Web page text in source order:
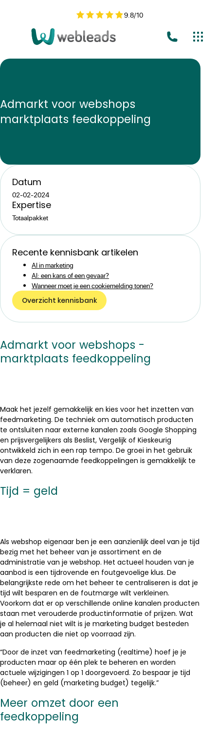
9.8/10
Admarkt voor webshops
marktplaats feedkoppeling
Admarkt voor webshops -
marktplaats feedkoppeling
Maak het jezelf gemakkelijk en kies voor het inzetten van
feedmarketing. De techniek om automatisch producten
te ontsluiten naar externe kanalen zoals Google Shopping
en prijsvergelijkers als Beslist, Vergelijk of Kieskeurig
ontwikkeld zich in een rap tempo. De groei in het gebruik
van deze zogenaamde feedkoppelingen is gemakkelijk te
verklaren.
Tijd = geld
Als webshop eigenaar ben je een aanzienlijk deel van je tijd
bezig met het beheer van je assortiment en de
administratie van je webshop. Het actueel houden van je
aanbod is een tijdrovende en foutgevoelige klus. De
belangrijkste rede om het beheer te centraliseren is dat je
tijd wilt besparen en de foutmarge wilt verkleinen.
Voorkom dat er op verschillende online kanalen producten
staan met verouderde productinformatie of prijzen. Wat
je al helemaal niet wilt is je marketing budget besteden
aan producten die niet op voorraad zijn.
“Door de inzet van feedmarketing (realtime) hoef je je
producten maar op één plek te beheren en worden
actuele wijzigingen 1 op 1 doorgevoerd. Zo bespaar je tijd
(beheer) en geld (marketing budget) tegelijk.”
Meer omzet door een
feedkoppeling
Datum
02-02-2024
Expertise
Totaalpakket
Recente kennisbank artikelen
AI in marketing
AI: een kans of een gevaar?
Wanneer moet je een cookiemelding tonen?
Overzicht kennisbank